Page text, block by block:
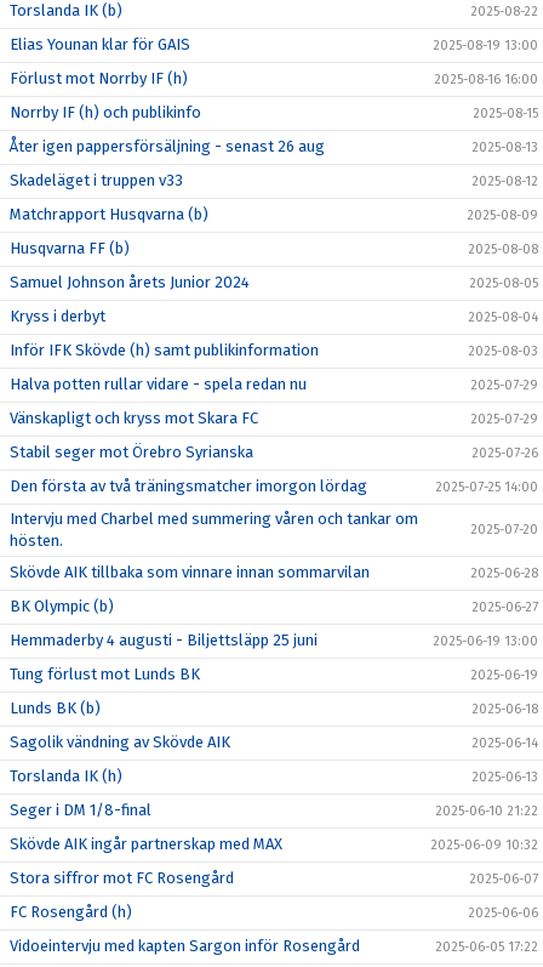
Torslanda IK (b) 2025-08-22
Elias Younan klar för GAIS 2025-08-19 13:00
Förlust mot Norrby IF (h) 2025-08-16 16:00
Norrby IF (h) och publikinfo 2025-08-15
Åter igen pappersförsäljning - senast 26 aug 2025-08-13
Skadeläget i truppen v33 2025-08-12
Matchrapport Husqvarna (b) 2025-08-09
Husqvarna FF (b) 2025-08-08
Samuel Johnson årets Junior 2024 2025-08-05
Kryss i derbyt 2025-08-04
Inför IFK Skövde (h) samt publikinformation 2025-08-03
Halva potten rullar vidare - spela redan nu 2025-07-29
Vänskapligt och kryss mot Skara FC 2025-07-29
Stabil seger mot Örebro Syrianska 2025-07-26
Den första av två träningsmatcher imorgon lördag 2025-07-25 14:00
Intervju med Charbel med summering våren och tankar om
hösten.
2025-07-20
Skövde AIK tillbaka som vinnare innan sommarvilan 2025-06-28
BK Olympic (b) 2025-06-27
Hemmaderby 4 augusti - Biljettsläpp 25 juni 2025-06-19 13:00
Tung förlust mot Lunds BK 2025-06-19
Lunds BK (b) 2025-06-18
Sagolik vändning av Skövde AIK 2025-06-14
Torslanda IK (h) 2025-06-13
Seger i DM 1/8-final 2025-06-10 21:22
Skövde AIK ingår partnerskap med MAX 2025-06-09 10:32
Stora siffror mot FC Rosengård 2025-06-07
FC Rosengård (h) 2025-06-06
Vidoeintervju med kapten Sargon inför Rosengård 2025-06-05 17:22